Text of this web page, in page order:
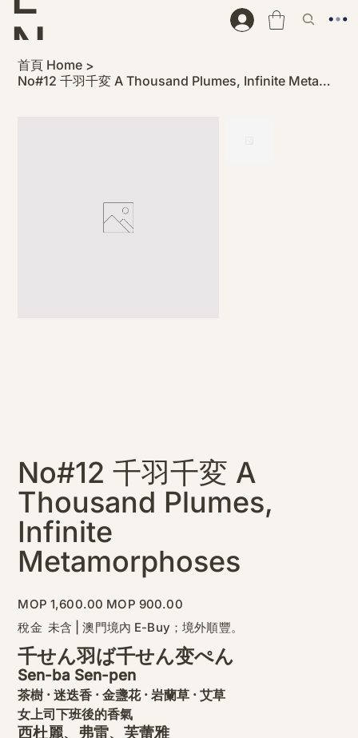
N
D
首頁 Home >
No#12 千羽千変 A Thousand Plumes, Infinite Metamorphoses
No#12 千羽千変 A
Thousand Plumes,
Infinite
Metamorphoses
原
始
價
格
MOP 1,600.00 促
銷
價
格
MOP 900.00
稅金 未含
澳門境內 E-Buy；境外順豐。
千せん羽ば千せん变ぺん
Sen-ba Sen-pen
茶樹 ‧ 迷迭香 ‧ 金盞花 ‧ 岩蘭草 ‧ 艾草
女上司下班後的香氣
西杜麗、弗雷、芙蕾雅